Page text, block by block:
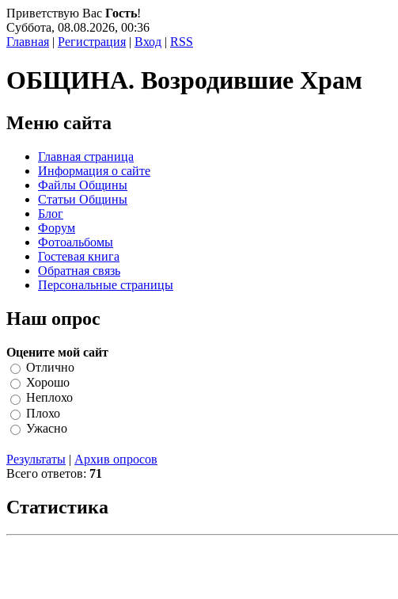
Приветствую Вас Гость!
Суббота, 08.08.2026, 00:36
Главная | Регистрация | Вход | RSS
ОБЩИНА. Возродившие Храм
Меню сайта
Главная страница
Информация о сайте
Файлы Общины
Статьи Общины
Блог
Форум
Фотоальбомы
Гостевая книга
Обратная связь
Персональные страницы
Наш опрос
Оцените мой сайт
Отлично
Хорошо
Неплохо
Плохо
Ужасно
Результаты | Архив опросов
Всего ответов: 71
Статистика